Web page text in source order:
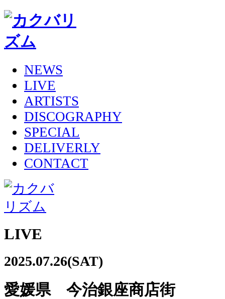
NEWS
LIVE
ARTISTS
DISCOGRAPHY
SPECIAL
DELIVERLY
CONTACT
LIVE
2025.07.26(SAT)
愛媛県 今治銀座商店街